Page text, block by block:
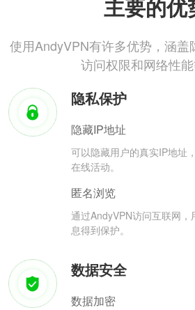
主要的优
使用AndyVPN有许多优势，涵盖
访问权限和网络性
隐私保护
隐藏IP地址
可以隐藏用户的真实IP地址
在线活动。
匿名浏览
通过AndyVPN访问互联网
息得到保护。
数据安全
数据加密